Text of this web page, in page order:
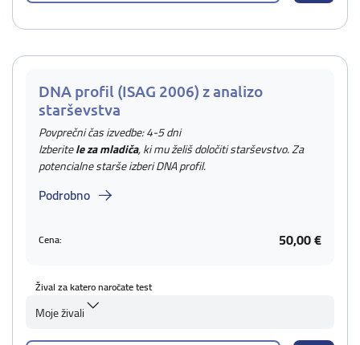
DNA profil (ISAG 2006) z analizo
starševstva
Povprečni čas izvedbe: 4-5 dni
Izberitele za mladiča, ki mu želiš določiti starševstvo. Za
potencialne starše izberi DNA profil.
Podrobno
Cena: 50,00 €
Žival za katero naročate test
Moje živali